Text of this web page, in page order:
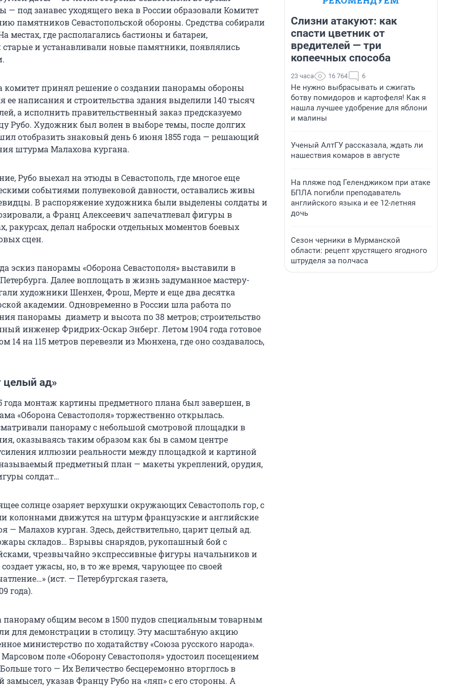
под занавес уходящего века в России образовали Комитет
памятников Севастопольской обороны. Средства собирали
местах, где располагались бастионы и батареи,
старые и устанавливали новые памятники, появлялись
комитет принял решение о создании панорамы обороны
ее написания и строительства здания выделили 140 тысяч
а исполнить правительственный заказ предсказуемо
Рубо. Художник был волен в выборе темы, после долгих
отобразить знаковый день 6 июня 1855 года — решающий
штурма Малахова кургана.
Рубо выехал на этюды в Севастополь, где многое еще
событиями полувековой давности, оставались живы
В распоряжение художника были выделены солдаты и
а Франц Алексеевич запечатлевал фигуры в
ракурсах, делал наброски отдельных моментов боевых
сцен.
эскиз панорамы «Оборона Севастополя» выставили в
Далее воплощать в жизнь задуманное мастеру-
художники Шенхен, Фрош, Мерте и еще два десятка
академии. Одновременно в России шла работа по
панорамы диаметр и высота по38 метров; строительство
инженер Фридрих-Оскар Энберг. Летом 1904 года готовое
14 на 115 метровперевезли из Мюнхена, где оно создавалось,
целый ад»
года монтаж картины предметного плана был завершен, в
«Оборона Севастополя» торжественно открылась.
панораму с небольшой смотровой площадки в
оказываясь таким образом как бы в самом центре
иллюзии реальности между площадкой и картиной
предметный план — макеты укреплений, орудия,
солдат…
солнце озаряет верхушки окружающих Севастополь гор, с
колоннами движутся на штурм французские и английские
— Малахов курган. Здесь, действительно, царит целый ад.
складов… Взрывы снарядов, рукопашный бой с
чрезвычайно экспрессивные фигуры начальников и
создает ужасы, но, в то же время, чарующее по своей
(ист. — Петербургская газета,
года).
панораму общим весом в 1500 пудов специальным товарным
для демонстрации в столицу. Эту масштабную акцию
министерство по ходатайству «Союза русского народа».
поле «Оборону Севастополя» удостоил посещением
того — Их Величество бесцеремонно вторглось в
указав Францу Рубо на «ляп» с его стороны. А
Слизни атакуют: как
спасти цветник от
вредителей — три
копеечных способа
23 часа 16 764 6
Не нужно выбрасывать и сжигать
ботву помидоров и картофеля! Как я
нашла лучшее удобрение для яблони
и малины
Ученый АлтГУ рассказала, ждать ли
нашествия комаров в августе
На пляже под Геленджиком при атаке
БПЛА погибли преподаватель
английского языка и ее 12-летняя
дочь
Сезон черники в Мурманской
области: рецепт хрустящего ягодного
штруделя за полчаса